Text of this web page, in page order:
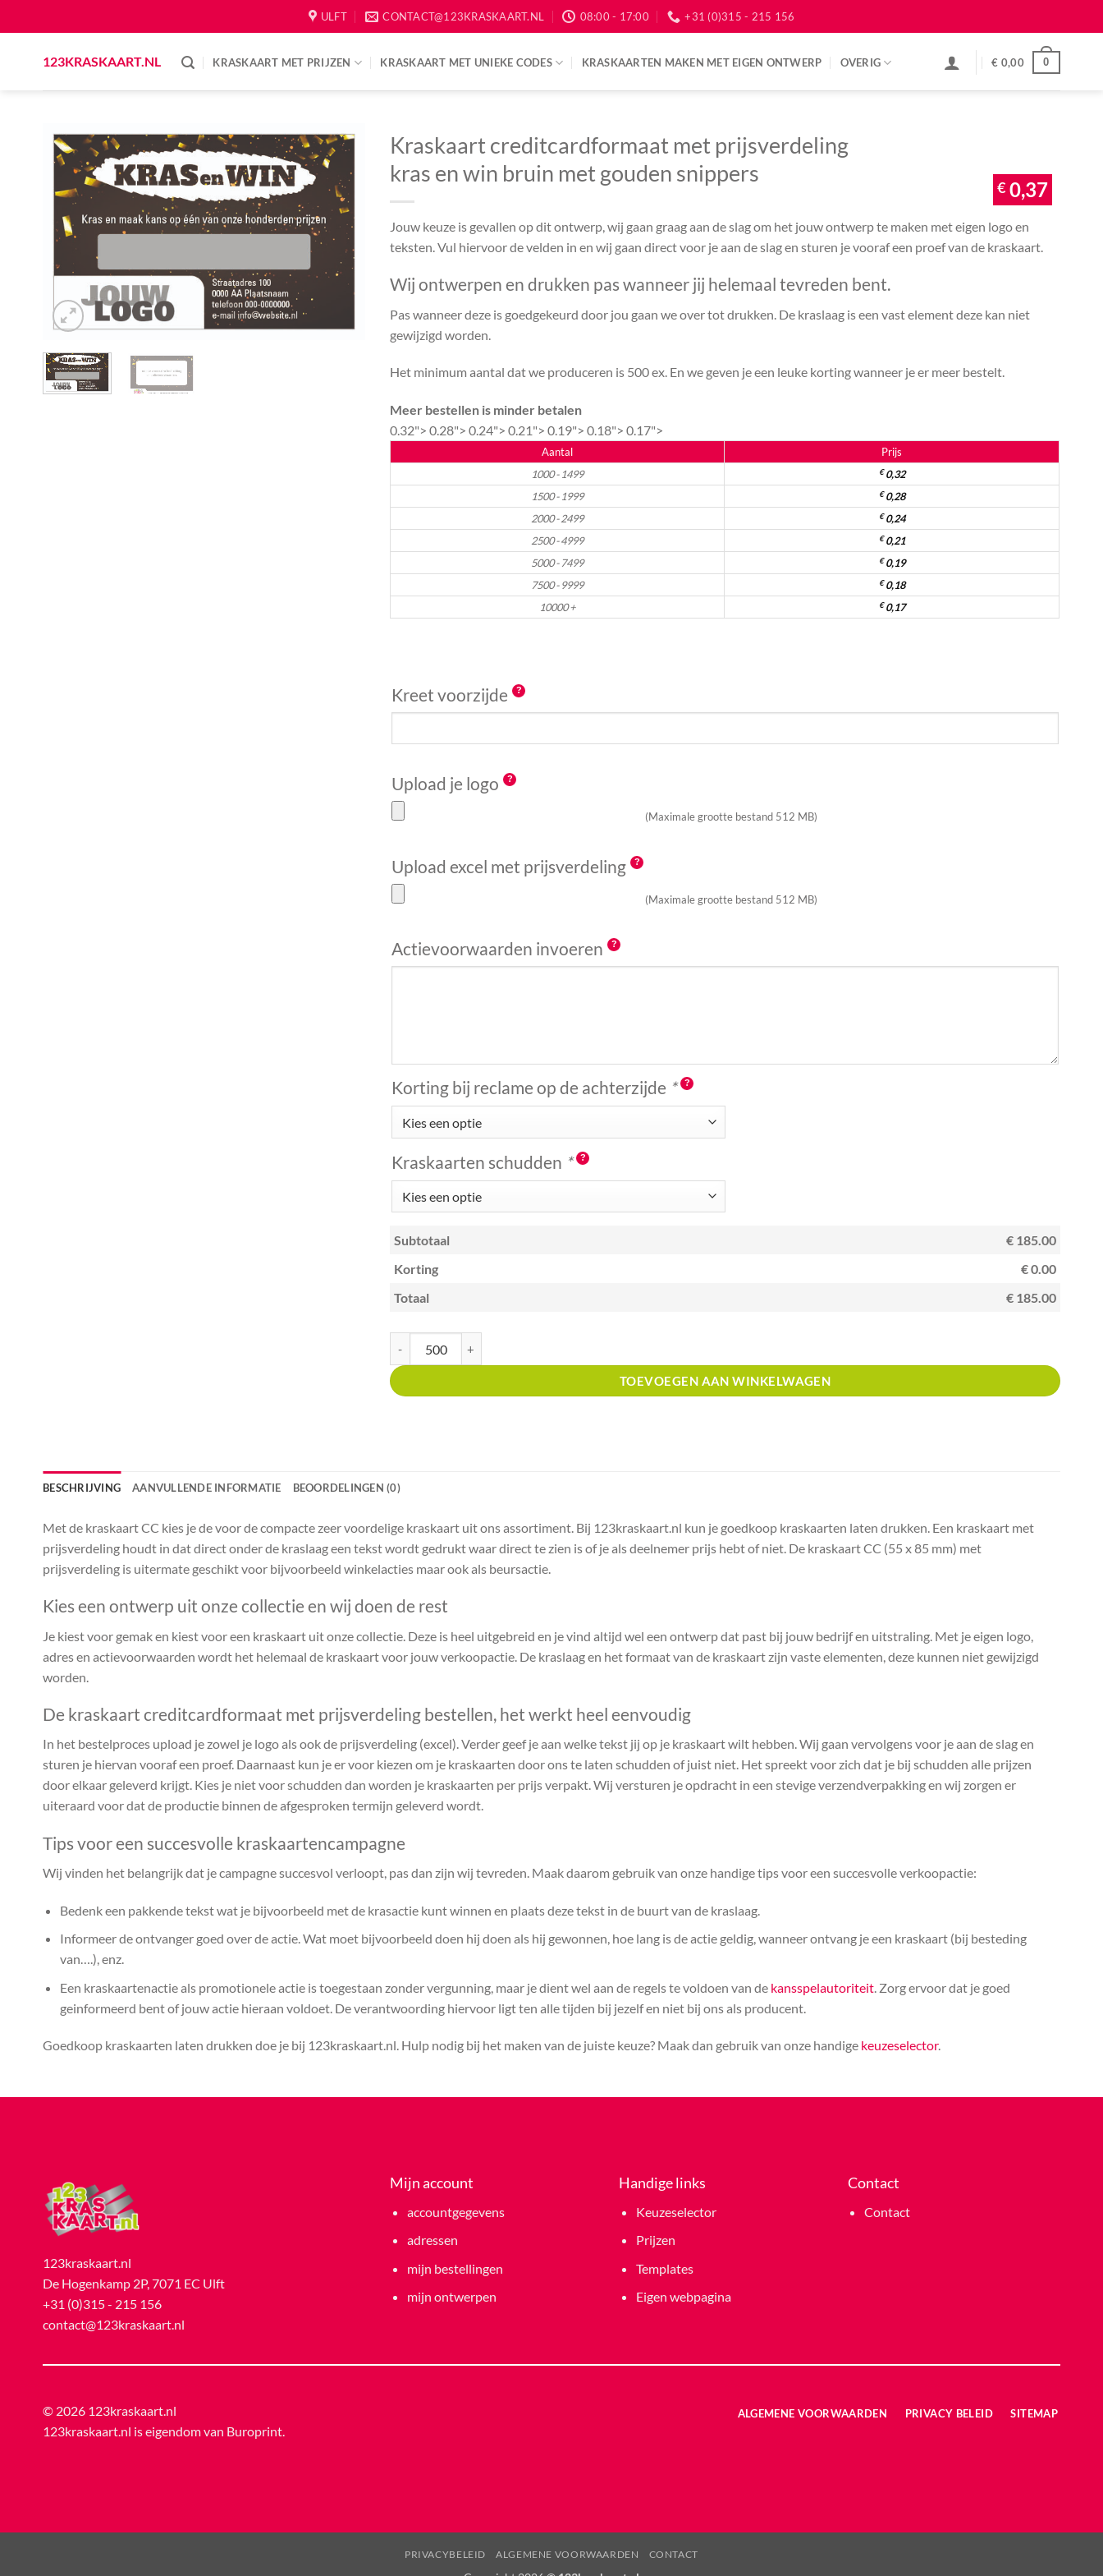
to
ULFT CONTACT@123KRASKAART.NL 08:00 - 17:00 +31 (0)315 - 215 156
123KRASKAART.NL KRASKAART MET PRIJZEN KRASKAART MET UNIEKE CODES KRASKAARTEN MAKEN MET EIGEN ONTWERP OVERIG € 0,00 0
Kraskaart creditcardformaat met prijsverdeling
kras en win bruin met gouden snippers
€0,37
Jouw keuze is gevallen op dit ontwerp, wij gaan graag aan de slag om het jouw ontwerp te maken met eigen logo en
teksten. Vul hiervoor de velden in en wij gaan direct voor je aan de slag en sturen je vooraf een proef van de kraskaart.
Wij ontwerpen en drukken pas wanneer jij helemaal tevreden bent.
Pas wanneer deze is goedgekeurd door jou gaan we over tot drukken. De kraslaag is een vast element deze kan niet
gewijzigd worden.
Het minimum aantal dat we produceren is 500 ex. En we geven je een leuke korting wanneer je er meer bestelt.
Meer bestellen is minder betalen
0.32">0.28">0.24">0.21">0.19">0.18">0.17">
Aantal
Prijs
1000 - 1499
€0,32
1500 - 1999
€0,28
2000 - 2499
€0,24
2500 - 4999
€0,21
5000 - 7499
€0,19
7500 - 9999
€0,18
10000 +
€0,17
Kreet voorzijde
Upload je logo
(Maximale grootte bestand 512 MB)
Upload excel met prijsverdeling
(Maximale grootte bestand 512 MB)
Actievoorwaarden invoeren
Korting bij reclame op de achterzijde *
Kraskaarten schudden *
Subtotaal
€ 185.00
Korting
€ 0.00
Totaal
€ 185.00
TOEVOEGEN AAN WINKELWAGEN
BESCHRIJVING AANVULLENDE INFORMATIE BEOORDELINGEN (0)
Met de kraskaart CC kies je de voor de compacte zeer voordelige kraskaart uit ons assortiment. Bij 123kraskaart.nl kun je goedkoop kraskaarten laten drukken. Een kraskaart met
prijsverdeling houdt in dat direct onder de kraslaag een tekst wordt gedrukt waar direct te zien is of je als deelnemer prijs hebt of niet. De kraskaart CC (55 x 85 mm) met
prijsverdeling is uitermate geschikt voor bijvoorbeeld winkelacties maar ook als beursactie.
Kies een ontwerp uit onze collectie en wij doen de rest
Je kiest voor gemak en kiest voor een kraskaart uit onze collectie. Deze is heel uitgebreid en je vind altijd wel een ontwerp dat past bij jouw bedrijf en uitstraling. Met je eigen logo,
adres en actievoorwaarden wordt het helemaal de kraskaart voor jouw verkoopactie. De kraslaag en het formaat van de kraskaart zijn vaste elementen, deze kunnen niet gewijzigd
worden.
De kraskaart creditcardformaat met prijsverdeling bestellen, het werkt heel eenvoudig
In het bestelproces upload je zowel je logo als ook de prijsverdeling (excel). Verder geef je aan welke tekst jij op je kraskaart wilt hebben. Wij gaan vervolgens voor je aan de slag en
sturen je hiervan vooraf een proef. Daarnaast kun je er voor kiezen om je kraskaarten door ons te laten schudden of juist niet. Het spreekt voor zich dat je bij schudden alle prijzen
door elkaar geleverd krijgt. Kies je niet voor schudden dan worden je kraskaarten per prijs verpakt. Wij versturen je opdracht in een stevige verzendverpakking en wij zorgen er
uiteraard voor dat de productie binnen de afgesproken termijn geleverd wordt.
Tips voor een succesvolle kraskaartencampagne
Wij vinden het belangrijk dat je campagne succesvol verloopt, pas dan zijn wij tevreden. Maak daarom gebruik van onze handige tips voor een succesvolle verkoopactie:
Bedenk een pakkende tekst wat je bijvoorbeeld met de krasactie kunt winnen en plaats deze tekst in de buurt van de kraslaag.
Informeer de ontvanger goed over de actie. Wat moet bijvoorbeeld doen hij doen als hij gewonnen, hoe lang is de actie geldig, wanneer ontvang je een kraskaart (bij besteding
van….), enz.
Een kraskaartenactie als promotionele actie is toegestaan zonder vergunning, maar je dient wel aan de regels te voldoen van de kansspelautoriteit. Zorg ervoor dat je goed
geinformeerd bent of jouw actie hieraan voldoet. De verantwoording hiervoor ligt ten alle tijden bij jezelf en niet bij ons als producent.
Goedkoop kraskaarten laten drukken doe je bij 123kraskaart.nl. Hulp nodig bij het maken van de juiste keuze? Maak dan gebruik van onze handige keuzeselector.
123kraskaart.nl
De Hogenkamp 2P, 7071 EC Ulft
+31 (0)315 - 215 156
contact@123kraskaart.nl
Mijn account
accountgegevens
adressen
mijn bestellingen
mijn ontwerpen
Handige links
Keuzeselector
Prijzen
Templates
Eigen webpagina
Contact
Contact
© 2026 123kraskaart.nl
123kraskaart.nl is eigendom van Buroprint.
ALGEMENE VOORWAARDEN PRIVACY BELEID SITEMAP
PRIVACYBELEID ALGEMENE VOORWAARDEN CONTACT